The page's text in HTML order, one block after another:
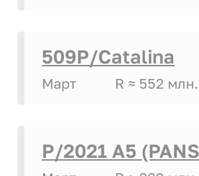
509P/Catalina
Март R ≈ 552
P/2021 A5